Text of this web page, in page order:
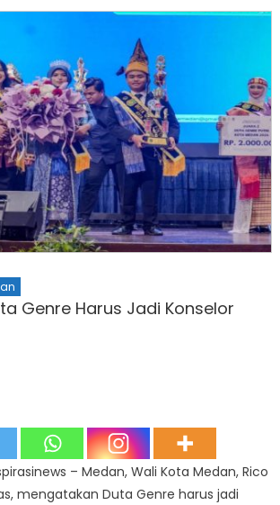
Genre Harus Jadi Konselor
– Medan, Wali Kota Medan, Rico
mengatakan Duta Genre harus jadi